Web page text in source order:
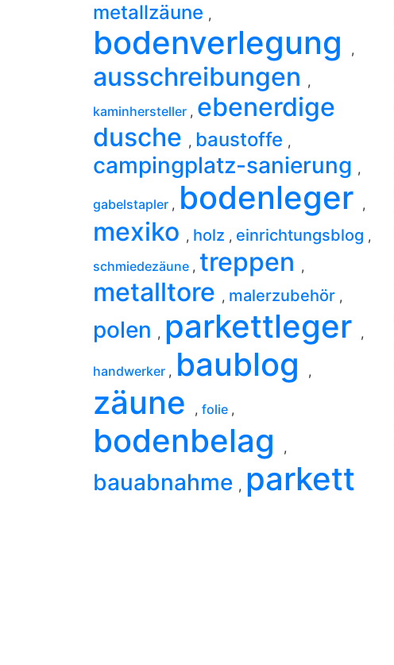
metallzäune ,
bodenverlegung ,
ausschreibungen ,
kaminhersteller , ebenerdige
dusche , baustoffe ,
campingplatz-sanierung ,
gabelstapler , bodenleger ,
mexiko , holz , einrichtungsblog ,
schmiedezäune , treppen ,
metalltore , malerzubehör ,
polen , parkettleger ,
handwerker , baublog ,
zäune , folie ,
bodenbelag ,
bauabnahme , parkett